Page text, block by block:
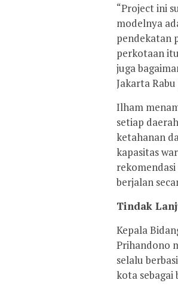
“Project ini
modelnya
pendekatan
perkotaan
juga
Jakarta
Ilham
setiap
ketahanan
kapasitas
berjalan
Tindak
Kepala
Prihandono
selalu
kota sebagai